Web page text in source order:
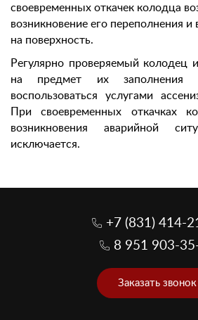
своевременных откачек колодца
возникновение его переполнения
на поверхность.
Регулярно проверяемый колодец
на предмет их заполнения
воспользоваться услугами
При своевременных откачках
возникновения аварийной
исключается.
+7 (831) 414-
8 951 903-
Заказать звонок